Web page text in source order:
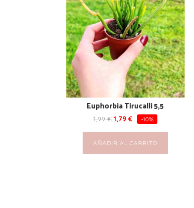
Euphorbia Tirucalli 5,5
1,99€ 1,79€ -10%
AÑADIR AL CARRITO